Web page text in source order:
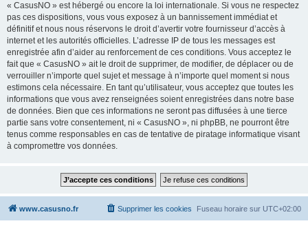
« CasusNO » est hébergé ou encore la loi internationale. Si vous ne respectez
pas ces dispositions, vous vous exposez à un bannissement immédiat et
définitif et nous nous réservons le droit d’avertir votre fournisseur d’accès à
internet et les autorités officielles. L’adresse IP de tous les messages est
enregistrée afin d’aider au renforcement de ces conditions. Vous acceptez le
fait que « CasusNO » ait le droit de supprimer, de modifier, de déplacer ou de
verrouiller n’importe quel sujet et message à n’importe quel moment si nous
estimons cela nécessaire. En tant qu’utilisateur, vous acceptez que toutes les
informations que vous avez renseignées soient enregistrées dans notre base
de données. Bien que ces informations ne seront pas diffusées à une tierce
partie sans votre consentement, ni « CasusNO », ni phpBB, ne pourront être
tenus comme responsables en cas de tentative de piratage informatique visant
à compromettre vos données.
www.casusno.fr Fuseau horaire sur UTC+02:00
Supprimer les cookies